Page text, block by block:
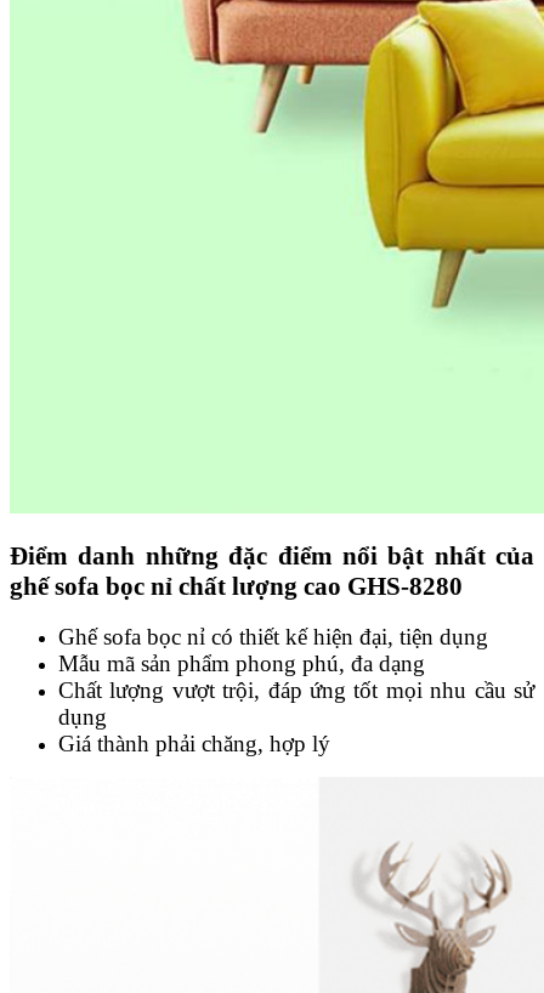
Điểm danh những đặc điểm nổi bật nhất của
ghế sofa bọc nỉ chất lượng cao GHS-8280
Ghế sofa bọc nỉ có thiết kế hiện đại, tiện dụng
Mẫu mã sản phẩm phong phú, đa dạng
Chất lượng vượt trội, đáp ứng tốt mọi nhu cầu sử
dụng
Giá thành phải chăng, hợp lý